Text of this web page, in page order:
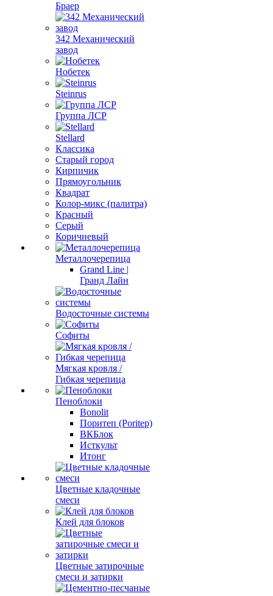
Браер
342 Механический
завод
Нобетек
Steinrus
Группа ЛСР
Stellard
Классика
Старый город
Кирпичик
Прямоугольник
Квадрат
Колор-микс (палитра)
Красный
Серый
Коричневый
Металлочерепица
Grand Line |
Гранд Лайн
Водосточные системы
Софиты
Мягкая кровля /
Гибкая черепица
Пеноблоки
Bonolit
Поритеп (Poritep)
ВКБлок
Исткульт
Итонг
Цветные кладочные
смеси
Клей для блоков
Цветные затирочные
смеси и затирки